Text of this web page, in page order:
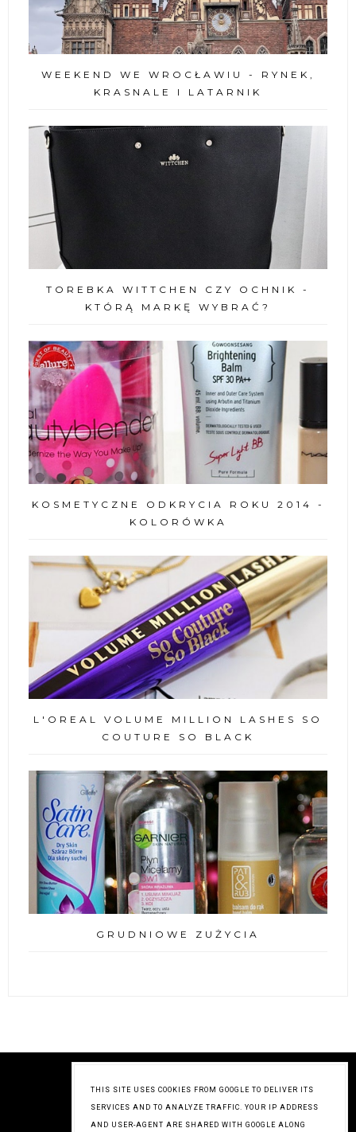
WEEKEND WE WROCŁAWIU - RYNEK,
KRASNALE I LATARNIK
TOREBKA WITTCHEN CZY OCHNIK -
KTÓRĄ MARKĘ WYBRAĆ?
KOSMETYCZNE ODKRYCIA ROKU 2014 -
KOLORÓWKA
L'OREAL VOLUME MILLION LASHES SO
COUTURE SO BLACK
GRUDNIOWE ZUŻYCIA
THIS SITE USES COOKIES FROM GOOGLE TO DELIVER ITS
SERVICES AND TO ANALYZE TRAFFIC. YOUR IP ADDRESS
AND USER-AGENT ARE SHARED WITH GOOGLE ALONG